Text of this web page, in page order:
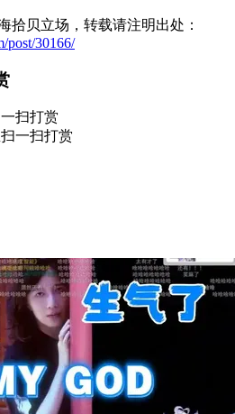
拾贝立场，转载请注明出处：
post/30166/
扫打赏
一扫打赏